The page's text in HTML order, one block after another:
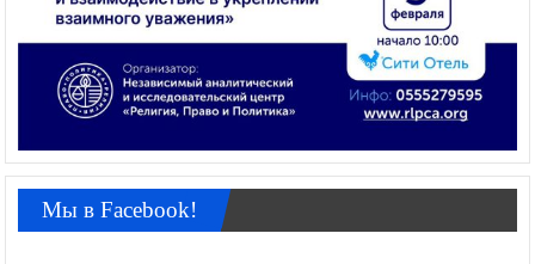
Мы в Facebook!